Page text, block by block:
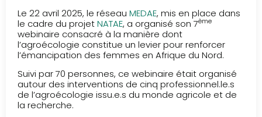
Le 22 avril 2025, le réseau MEDAE, mis en place dans
le cadre du projetNATAE, a organisé son 7ème
webinaire consacré à la manière dont
l’agroécologie constitue un levier pour renforcer
l’émancipation des femmes en Afrique du Nord.
Suivi par 70 personnes, ce webinaire était organisé
autour des interventions de cinq professionnel.le.s
de l’agroécologie issu.e.s du monde agricole et de
la recherche.